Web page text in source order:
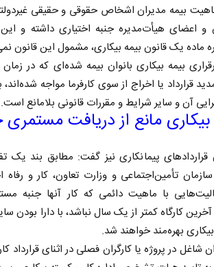
بیمه مدیران اشخاص حقوقی و حقیقی
اعضای هیأت‌مدیره جنبه اختیاری داشته و
بیمه بیکاری بانوان بیمه‌ شده‌ای که در
قرارداد یا اخراج از سوی کارفرما مواجه شده‌اند،
آن و سایر شرایط و مقررات قانونی بلامانع است.
مانع از دریافت
قراردادهای پیمانکاری نیز گفت: مطابق بند یک
اسفند ۱۳۸۴ بین سازمان تأمین‌اجتماعی و وزارت تعاون، کار و
با ماهیت دائمی که کار آنها جنبه
کارگاه کمتر از یک سال نباشد، با دارا بودن
بهره‌مند خواهند شد.
شاغل در پروژه یا کارگران فصلی در اثنای قرارداد